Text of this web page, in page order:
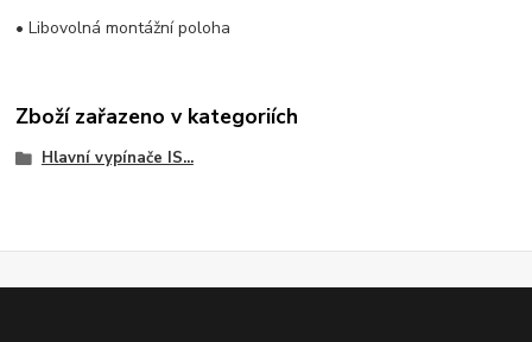
• Libovolná montážní poloha
Zboží zařazeno v kategoriích
Hlavní vypínače IS...